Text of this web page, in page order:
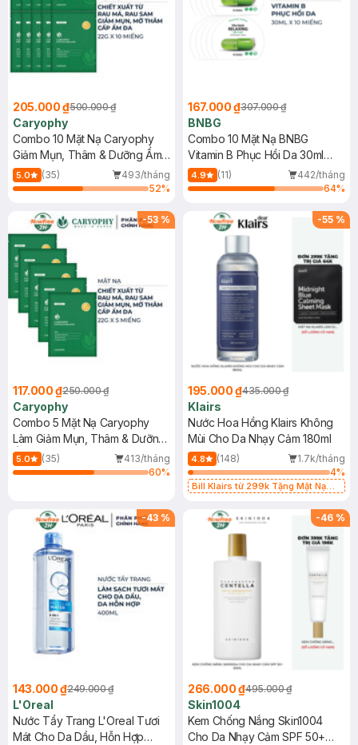
205.000 ₫500.000 ₫
Caryophy
Combo 10 Mặt Nạ Caryophy
Giảm Mụn, Thâm & Dưỡng Ẩm
Da 22g
5.0 (35)
493/tháng
52%
167.000 ₫307.000 ₫
BNBG
Combo 10 Mặt Nạ BNBG
Vitamin B Phục Hồi Da 30ml
(Mới)
4.9 (11)
442/tháng
64%
-53 %
117.000 ₫250.000 ₫
Caryophy
Combo 5 Mặt Nạ Caryophy
Làm Giảm Mụn, Thâm & Dưỡng
Ẩm Da 22g
5.0 (35)
413/tháng
60%
-55 %
195.000 ₫435.000 ₫
Klairs
Nước Hoa Hồng Klairs Không
Mùi Cho Da Nhạy Cảm 180ml
4.8 (148)
1.7k/tháng
4%
Bill Klairs từ 299k Tặng Mặt Nạ
25ml (SL Có Hạn)
-43 %
143.000 ₫249.000 ₫
L'Oreal
Nước Tẩy Trang L'Oreal Tươi
Mát Cho Da Dầu, Hỗn Hợp
-46 %
266.000 ₫495.000 ₫
Skin1004
Kem Chống Nắng Skin1004
Cho Da Nhạy Cảm SPF 50+